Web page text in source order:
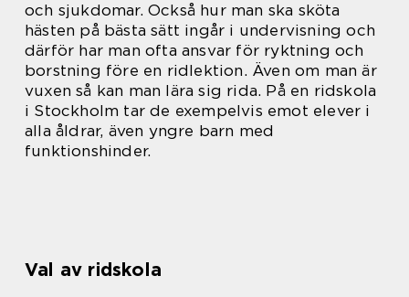
och sjukdomar. Också hur man ska sköta
hästen på bästa sätt ingår i undervisning och
därför har man ofta ansvar för ryktning och
borstning före en ridlektion. Även om man är
vuxen så kan man lära sig rida. På en ridskola
i Stockholm tar de exempelvis emot elever i
alla åldrar, även yngre barn med
funktionshinder.
Val av ridskola